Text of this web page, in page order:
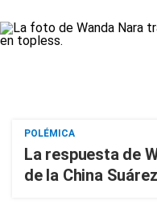
POLÉMICA
La respuesta de
de la China